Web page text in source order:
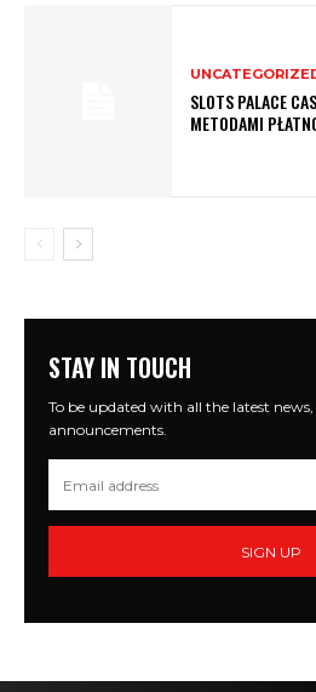
SLOTS PALACE
METODAMI
STAY IN TOUCH
To be updated with all the latest news,
announcements.
SIGN UP